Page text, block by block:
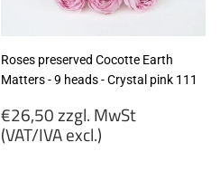
Roses preserved Cocotte Earth
Matters - 9 heads - Crystal pink 111
Regular
price
€26,50 zzgl. MwSt
(VAT/IVA excl.)